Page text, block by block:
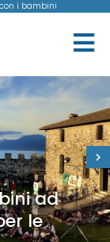
i bambini
tra
del